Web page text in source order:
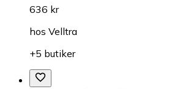
636 kr
hos Velltra
+5 butiker